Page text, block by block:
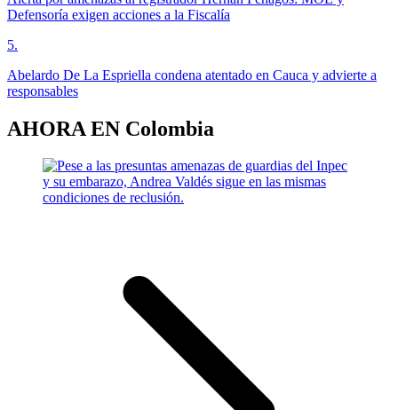
Defensoría exigen acciones a la Fiscalía
5.
Abelardo De La Espriella condena atentado en Cauca y advierte a
responsables
AHORA EN Colombia